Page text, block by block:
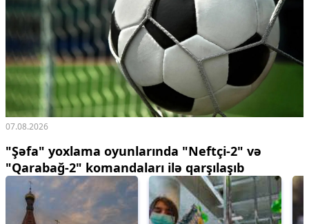
07.08.2026
"Şəfa" yoxlama oyunlarında "Neftçi-2" və
"Qarabağ-2" komandaları ilə qarşılaşıb